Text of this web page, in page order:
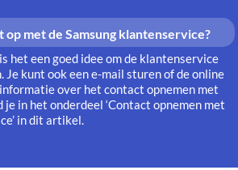
op met de Samsung klantenservice?
het een goed idee om de klantenservice
Je kunt ook een e-mail sturen of de online
over het contact opnemen met
in het onderdeel ‘Contact opnemen met
in dit artikel.